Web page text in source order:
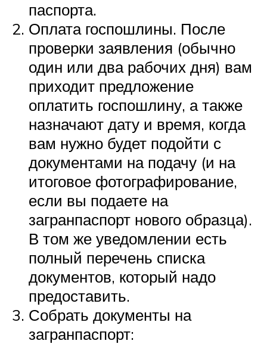
паспорта.
Оплата госпошлины. После
проверки заявления (обычно
один или два рабочих дня) вам
приходит предложение
оплатить госпошлину, а также
назначают дату и время, когда
вам нужно будет подойти с
документами на подачу (и на
итоговое фотографирование,
если вы подаете на
загранпаспорт нового образца).
В том же уведомлении есть
полный перечень списка
документов, который надо
предоставить.
Собрать документы на
загранпаспорт: